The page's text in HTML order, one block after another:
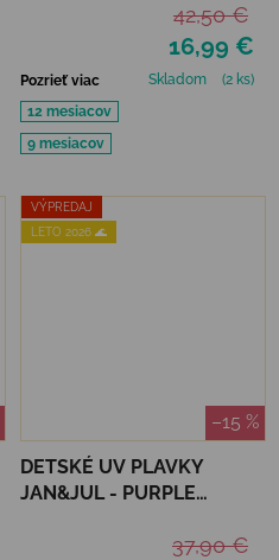
16,99 €
42,50 €
Pozrieť viac Skladom
(2 ks)
12 mesiacov
9 mesiacov
VÝPREDAJ
LETO 2026 🌊
–15 %
DETSKÉ UV PLAVKY
JAN&JUL - PURPLE
37,90 €